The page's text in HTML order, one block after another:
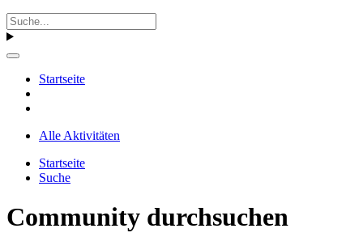
Startseite
Alle Aktivitäten
Startseite
Suche
Community durchsuchen